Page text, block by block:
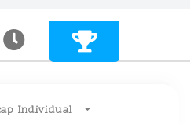
Individual